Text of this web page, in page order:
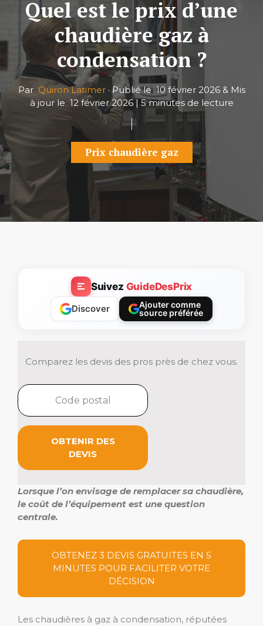
Quel est le prix d’une
chaudière gaz à
condensation ?
Par Quiron Latimer · Publié le 10 février 2026 & Mis
à jour le 12 février 2026| 5 minutes de lecture
Prix chaudière gaz
Suivez GuideDesPrix
Discover
Ajouter comme
source préférée
Comparez les devis des pros près de chez vous.
OBTENIR DES
DEVIS
Lorsque l’on envisage de remplacer sa chaudière,
le coût de l’équipement est une question
centrale.
OBTENEZ 3 DEVIS GRATUITES EN 5
MINUTES POUR FACILITER VOTRE
DÉCISION
Les chaudières à gaz à condensation, réputées